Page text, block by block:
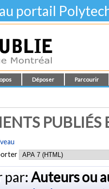
portail
Déposer Parcourir
PUBLIÉS
par: Auteurs ou